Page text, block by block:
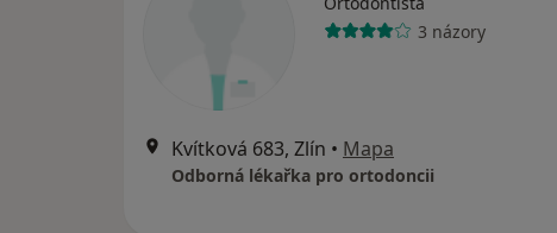
3 názory
Kvítková 683, Zlín • Mapa
Odborná lékařka pro ortodoncii